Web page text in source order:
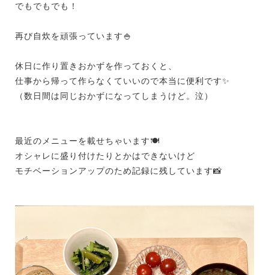
でもでもでも！
再び自炊を頑張っています🍚
休日に作り置きおかずを作っておくと、
仕事から帰って作らなくていいので本当に便利です✨
（数日間は同じおかずになってしまうけど。泣）
最近のメニューを載せちゃいます🍽
オシャレに盛り付けたりとかはできないけど
モチベーションアップのため記録に残しています📸